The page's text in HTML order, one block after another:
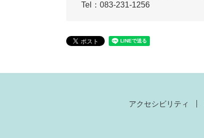
Tel：083-231-1256
アクセシビリティ